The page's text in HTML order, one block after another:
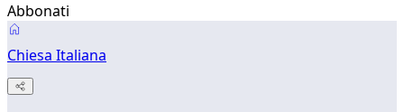
Abbonati
Chiesa Italiana